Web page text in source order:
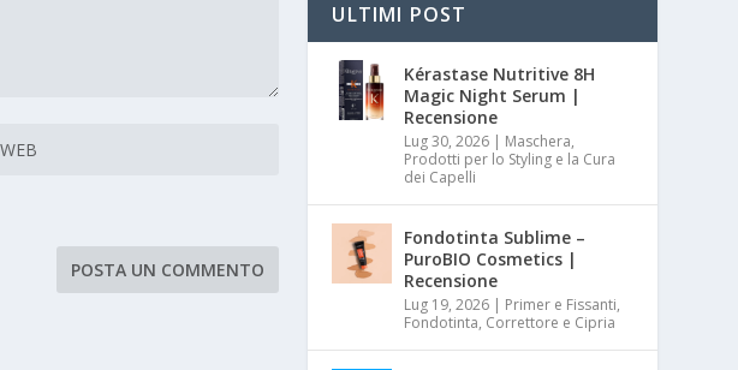
ULTIMI POST
Kérastase Nutritive 8H
Magic Night Serum |
Recensione
Lug 30, 2026 | Maschera,
Prodotti per lo Styling e la Cura
dei Capelli
Fondotinta Sublime –
PuroBIO Cosmetics |
Recensione
Lug 19, 2026 | Primer e Fissanti,
Fondotinta, Correttore e Cipria